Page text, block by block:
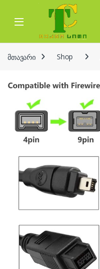
Skip to navigation
Skip to content
Open
მთავარი Shop